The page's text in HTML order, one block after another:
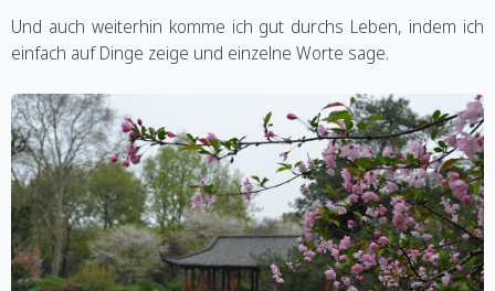
Und auch weiterhin komme ich gut durchs Leben, indem ich
einfach auf Dinge zeige und einzelne Worte sage.